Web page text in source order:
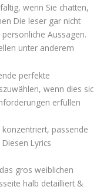
wenn Sie chatten,
Die leser gar nicht
Aussagen.
unter anderem
perfekte
wenn dies sic
erfüllen
passende
Lyrics
gros weiblichen
halb detailliert &